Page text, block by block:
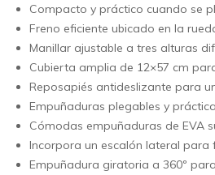
Compacto y práctico cuando se
Freno eficiente ubicado en la
Manillar ajustable a tres alturas
Cubierta amplia de 12×57 cm
Reposapiés antideslizante para
Empuñaduras plegables y
Cómodas empuñaduras de EVA
Incorpora un escalón lateral para
Empuñadura giratoria a 360º